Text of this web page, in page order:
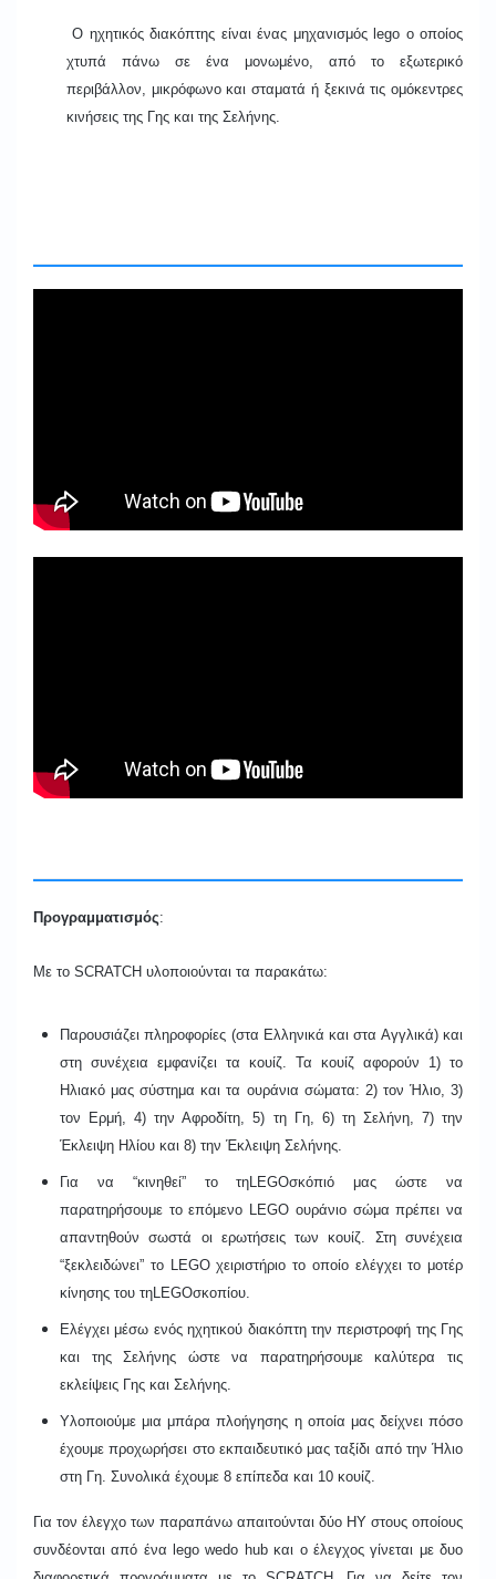
Ο ηχητικός διακόπτης είναι ένας μηχανισμός lego ο οποίος
χτυπά πάνω σε ένα μονωμένο, από το εξωτερικό
περιβάλλον, μικρόφωνο και σταματά ή ξεκινά τις ομόκεντρες
κινήσεις της Γης και της Σελήνης.
Προγραμματισμός:
Με το SCRATCH υλοποιούνται τα παρακάτω:
Παρουσιάζει πληροφορίες (στα Ελληνικά και στα Αγγλικά) και
στη συνέχεια εμφανίζει τα κουίζ. Τα κουίζ αφορούν 1) το
Ηλιακό μας σύστημα και τα ουράνια σώματα: 2) τον Ήλιο, 3)
τον Ερμή, 4) την Αφροδίτη, 5) τη Γη, 6) τη Σελήνη, 7) την
Έκλειψη Ηλίου και 8) την Έκλειψη Σελήνης.
Για να “κινηθεί” το τηLEGOσκόπιό μας ώστε να
παρατηρήσουμε το επόμενο LEGO ουράνιο σώμα πρέπει να
απαντηθούν σωστά οι ερωτήσεις των κουίζ. Στη συνέχεια
“ξεκλειδώνει” το LEGO χειριστήριο το οποίο ελέγχει το μοτέρ
κίνησης του τηLEGOσκοπίου.
Ελέγχει μέσω ενόςηχητικού διακόπτη την περιστροφή της Γης
και της Σελήνης ώστε να παρατηρήσουμε καλύτερα τις
εκλείψεις Γης και Σελήνης.
Υλοποιούμε μια μπάρα πλοήγησης η οποία μας δείχνει πόσο
έχουμε προχωρήσει στο εκπαιδευτικό μας ταξίδι από την Ήλιο
στη Γη. Συνολικά έχουμε 8 επίπεδα και 10 κουίζ.
Για τον έλεγχο των παραπάνω απαιτούνται δύο ΗΥ στους οποίους
συνδέονται από ένα lego wedo hubκαι ο έλεγχος γίνεται με δυο